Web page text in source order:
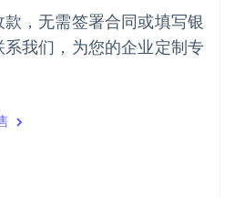
，无需签署合同或填写银
我们，为您的企业定制专